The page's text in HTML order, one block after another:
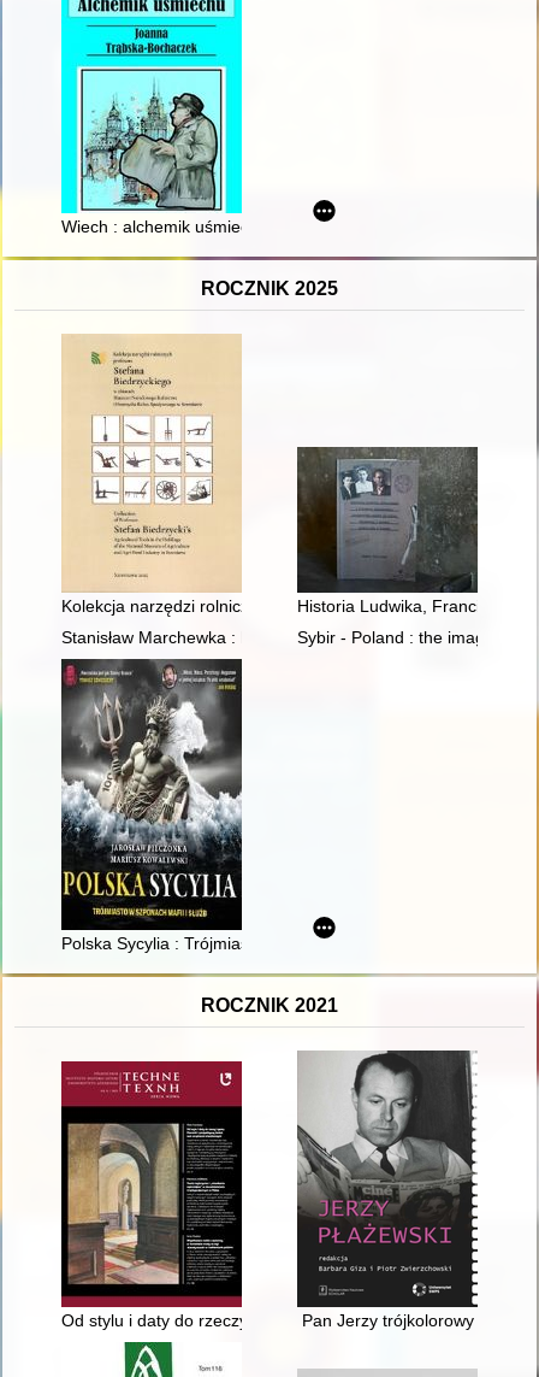
Wiech : alchemik uśmiechu
ROCZNIK 2025
Kolekcja narzędzi rolniczych profesora Stefana
Historia Ludwika, Franciszka i
Stanisław Marchewka : historia zapisana w aktach IPN i
Sybir - Poland : the image of
Polska Sycylia : Trójmiasto w szponach mafii i służb
ROCZNIK 2021
Od stylu i daty do rzeczy i gestu : kierunki i perspektywy
Pan Jerzy trójkolorowy